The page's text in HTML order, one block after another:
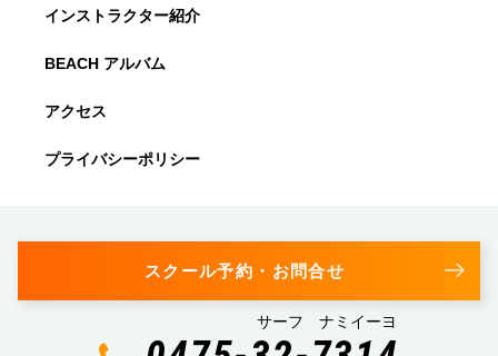
インストラクター紹介
BEACH アルバム
アクセス
プライバシーポリシー
スクール予約・お問合せ
サーフ ナミイーヨ